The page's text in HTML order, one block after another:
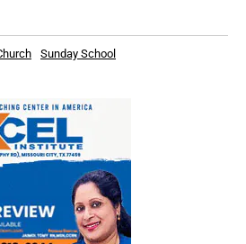
Sunday School